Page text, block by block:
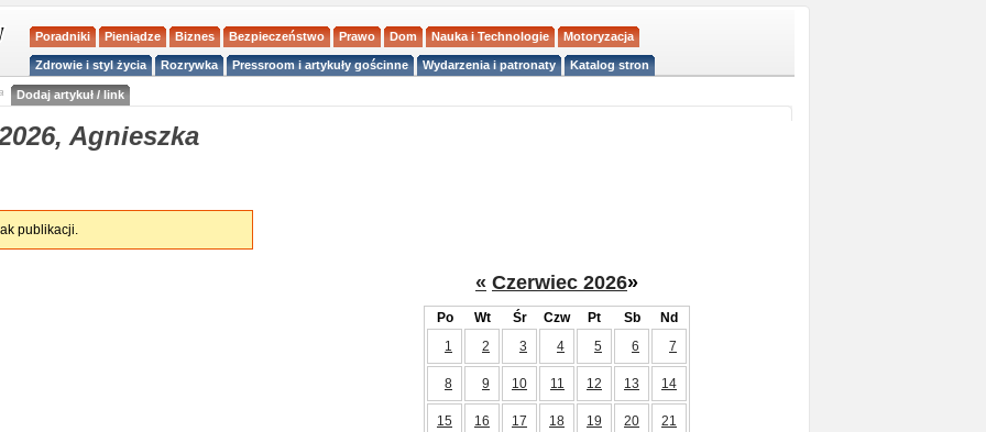
Poradniki Pieniądze Biznes Bezpieczeństwo Prawo Dom Nauka i Technologie Motoryzacja
Zdrowie i styl życia Rozrywka Pressroom i artykuły gościnne Wydarzenia i patronaty Katalog stron
Dodaj artykuł / link
Agnieszka
publikacji.
« Czerwiec 2026»
Po Wt Śr Czw Pt Sb
Nd
1
2 3 4 5 6 7
8 9 10 11 12 13 14
15 16 17 18 19 20 21